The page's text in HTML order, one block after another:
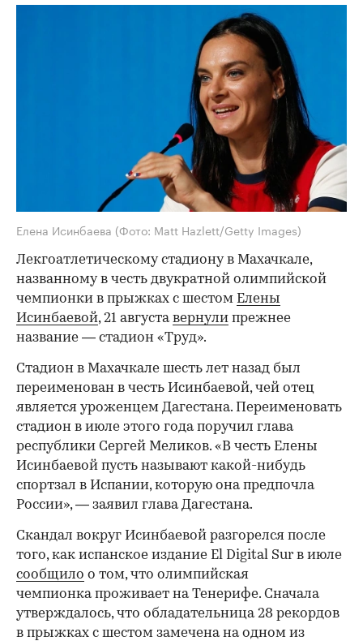
Елена Исинбаева (Фото: Matt Hazlett/Getty Images)
Лекгоатлетическому стадиону в Махачкале,
названному в честь двукратной олимпийской
чемпионки в прыжках с шестом Елены
Исинбаевой, 21 августавернули прежнее
название — стадион «Труд».
Стадион в Махачкале шесть лет назад был
переименован в честь Исинбаевой, чей отец
является уроженцем Дагестана. Переименовать
стадион в июле этого года поручил глава
республики Сергей Меликов. «В честь Елены
Исинбаевой пусть называют какой-нибудь
спортзал в Испании, которую она предпочла
России», — заявил глава Дагестана.
Скандал вокруг Исинбаевой разгорелся после
того, как испанское издание El Digital Sur в июле
сообщило о том, что олимпийская
чемпионка проживает на Тенерифе. Сначала
утверждалось, что обладательница 28 рекордов
в прыжках с шестом замечена на одном из